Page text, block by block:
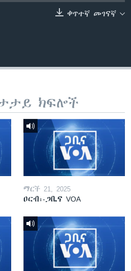
ቀጥተኛ መገናኛ
ክፍሎች
ማርች 21, 2025
ዐርብ፡-ጋቢና VOA